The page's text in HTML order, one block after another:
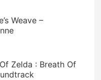
Weave –
Zelda : Breath Of